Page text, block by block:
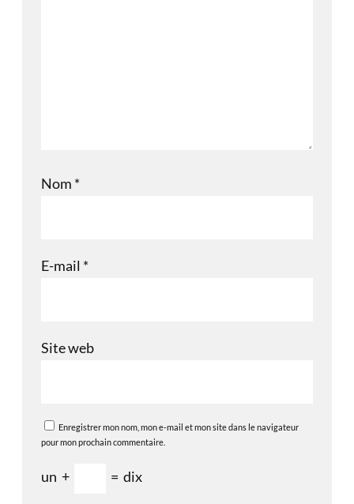
Nom *
E-mail *
Site web
Enregistrer mon nom, mon e-mail et mon site dans le navigateur
pour mon prochain commentaire.
un + = dix